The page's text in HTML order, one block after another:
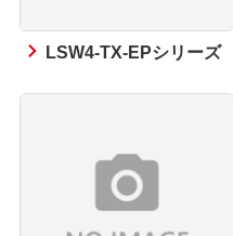
LSW4-TX-EPシリーズ